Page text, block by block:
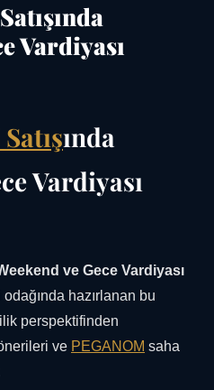
Vardiyası
ında
Vardiyası
ve Gece Vardiyası
hazırlanan bu
perspektifinden
ve PEGANOM saha